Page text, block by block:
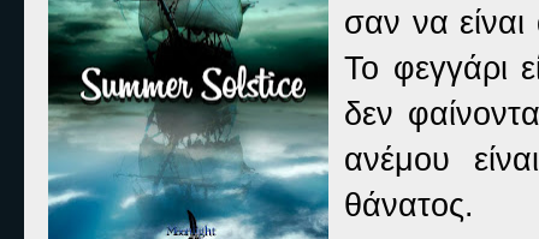
σαν να
Το φεγγάρι
δεν
ανέμου
θάνατος.